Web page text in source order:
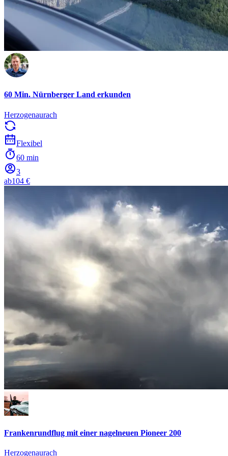
60 Min. Nürnberger Land erkunden
Herzogenaurach
Flexibel
60 min
3
ab104 €
Frankenrundflug mit einer nagelneuen Pioneer 200
Herzogenaurach